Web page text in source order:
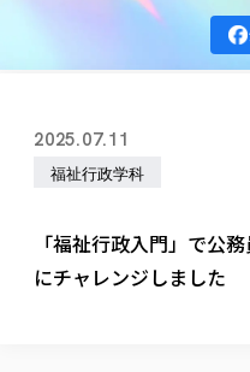
建学の精神・教育の理念
学長室の窓
各種方針
大学の歩み
学則
校歌の歴史
大学の取り組み
大学の取り組み
社会連携・研究
カリキュラム編成ガイド
情報公開
寄附行為
総合福祉学部
社会福祉学科
福祉行政学科
共生まちづくり学部
共生まちづくり学科
教育学部
健康科学部
入学試験
デジタルパンフ
就職状況
課外活動
国際交流
2025.07.11
福祉行政学科
「福祉行政入門」で公
にチャレンジしました